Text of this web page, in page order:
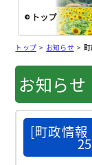
トップ> お知らせ>
お知らせ
[町政情